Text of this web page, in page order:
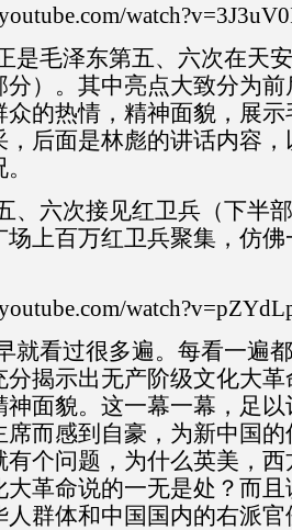
是毛泽东第五、六次在天
分）。其中亮点大致分为
众的热情，精神面貌，展
，后面是林彪的讲话内容
、六次接见红卫兵（下半
场上百万红卫兵聚集，仿
就看过很多遍。每看一遍
分揭示出无产阶级文化大
神面貌。这一幕一幕，足
席而感到自豪，为新中国
有个问题，为什么英美，
大革命说的一无是处？而
人群体和中国国内的右派